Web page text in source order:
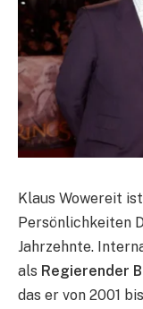
Klaus Wowereit
Persönlichkeiten
Jahrzehnte.
als Regierender
das er von 2001